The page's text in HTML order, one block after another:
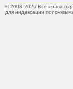
© 2008-2026 Все права
для индексации